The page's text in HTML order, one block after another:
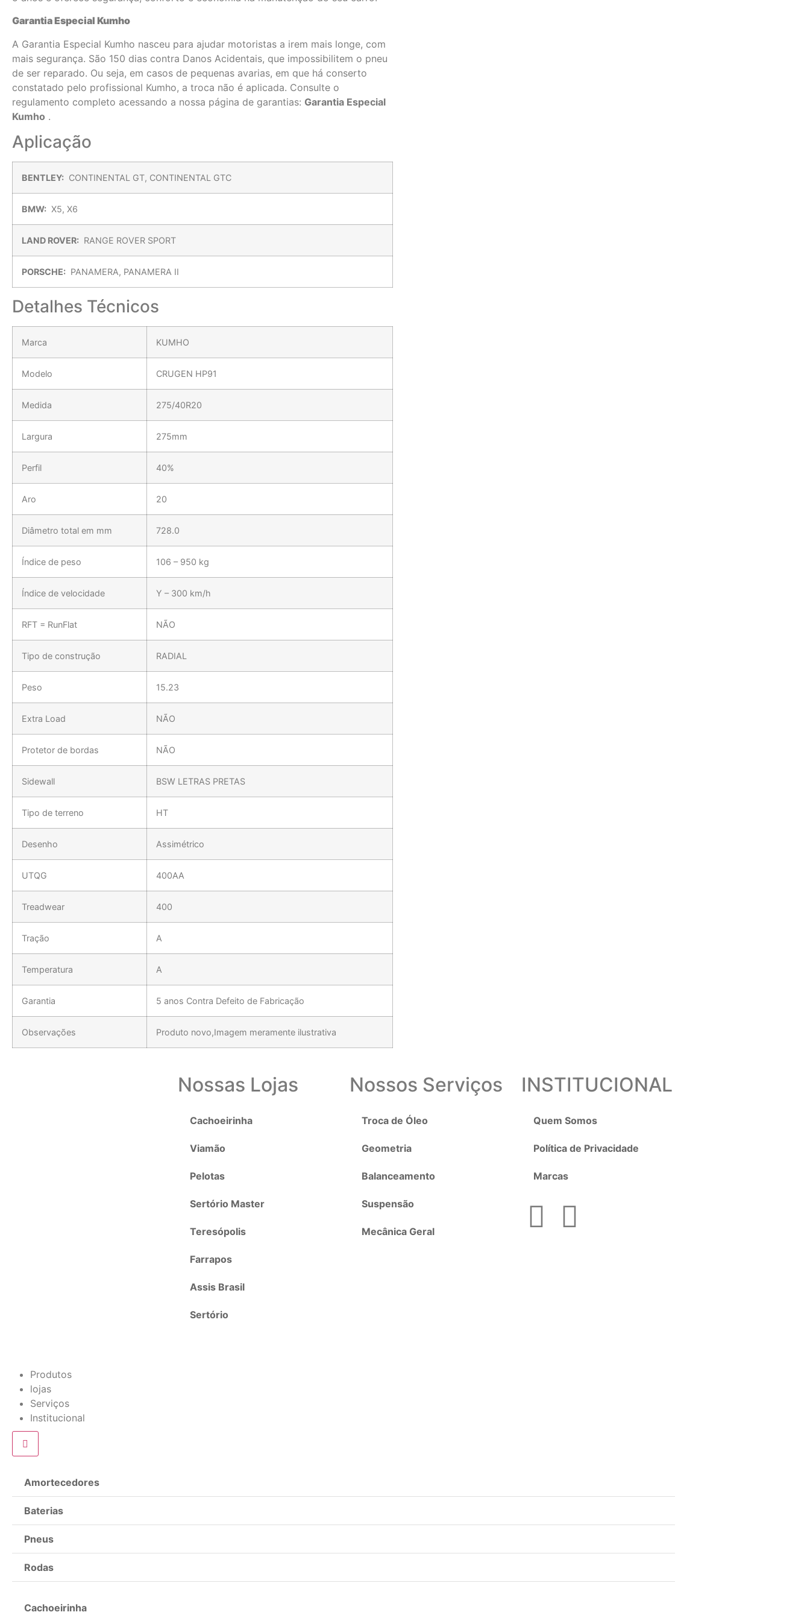
Garantia Especial Kumho
A Garantia Especial Kumho nasceu para ajudar motoristas a irem mais longe, com
mais segurança. São 150 dias contra Danos Acidentais, que impossibilitem o pneu
de ser reparado. Ou seja, em casos de pequenas avarias, em que há conserto
constatado pelo profissional Kumho, a troca não é aplicada. Consulte o
regulamento completo acessando a nossa página de garantias: Garantia Especial
Kumho .
Aplicação
BENTLEY: CONTINENTAL GT, CONTINENTAL GTC
BMW: X5, X6
LAND ROVER: RANGE ROVER SPORT
PORSCHE: PANAMERA, PANAMERA II
Detalhes Técnicos
Marca KUMHO
Modelo CRUGEN HP91
Medida 275/40R20
Largura 275mm
Perfil 40%
Aro 20
Diâmetro total em mm 728.0
Índice de peso 106 – 950 kg
Índice de velocidade Y – 300 km/h
RFT = RunFlat NÃO
Tipo de construção RADIAL
Peso 15.23
Extra Load NÃO
Protetor de bordas NÃO
Sidewall BSW LETRAS PRETAS
Tipo de terreno HT
Desenho Assimétrico
UTQG 400AA
Treadwear 400
Tração A
Temperatura A
Garantia 5 anos Contra Defeito de Fabricação
Observações Produto novo,Imagem meramente ilustrativa
Nossas Lojas
Cachoeirinha
Viamão
Pelotas
Sertório Master
Teresópolis
Farrapos
Assis Brasil
Sertório
Nossos Serviços
Troca de Óleo
Geometria
Balanceamento
Suspensão
Mecânica Geral
INSTITUCIONAL
Quem Somos
Política de Privacidade
Marcas
Produtos
lojas
Serviços
Institucional
Amortecedores
Baterias
Pneus
Rodas
Cachoeirinha